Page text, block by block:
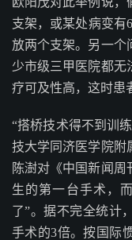
支架，或某处病变有
放两个支架。另一个
少市级三甲医院都无
疗可及性高，这时患
“搭桥技术得不到训
技大学同济医学院附
陈澍对《中国新闻
生的第一台手术，
了”。据不完全统计
手术的3倍。按国际